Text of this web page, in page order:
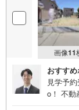
画像11
おすす
見学予
o！ 不動